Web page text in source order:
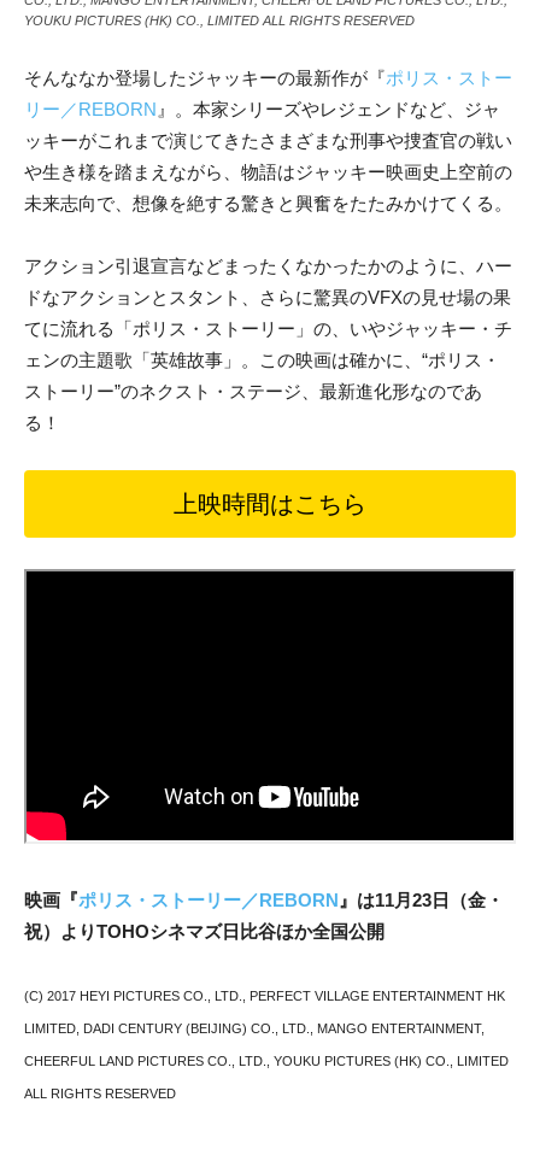
YOUKU PICTURES (HK) CO., LIMITED ALL RIGHTS RESERVED
そんななか登場したジャッキーの最新作が『ポリス・ストー
リー／REBORN』。本家シリーズやレジェンドなど、ジャ
ッキーがこれまで演じてきたさまざまな刑事や捜査官の戦い
や生き様を踏まえながら、物語はジャッキー映画史上空前の
未来志向で、想像を絶する驚きと興奮をたたみかけてくる。
アクション引退宣言などまったくなかったかのように、ハー
ドなアクションとスタント、さらに驚異のVFXの見せ場の果
てに流れる「ポリス・ストーリー」の、いやジャッキー・チ
ェンの主題歌「英雄故事」。この映画は確かに、“ポリス・
ストーリー”のネクスト・ステージ、最新進化形なのであ
る！
上映時間はこちら
映画『ポリス・ストーリー／REBORN 』は11月23日（金・
祝）よりTOHOシネマズ日比谷ほか全国公開
(C) 2017 HEYI PICTURES CO., LTD., PERFECT VILLAGE ENTERTAINMENT HK
LIMITED, DADI CENTURY (BEIJING) CO., LTD., MANGO ENTERTAINMENT,
CHEERFUL LAND PICTURES CO., LTD., YOUKU PICTURES (HK) CO., LIMITED
ALL RIGHTS RESERVED